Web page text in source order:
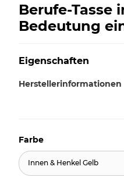
Berufe-Tasse
Bedeutung
Eigenschaften
Herstellerinformationen
Farbe
Innen & Henkel Gelb